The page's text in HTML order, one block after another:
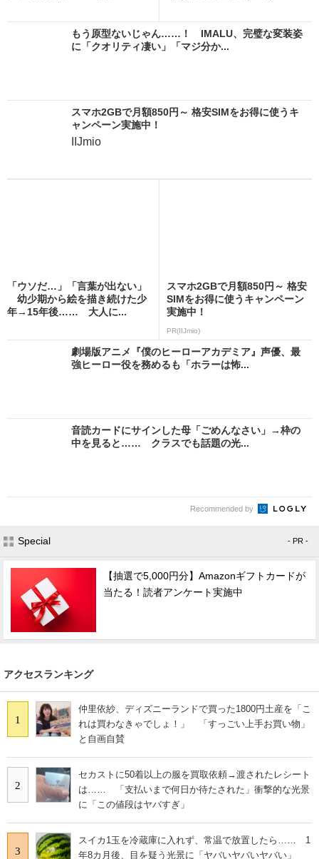
もう原型ないじゃん……！ IMALU、完璧な変装姿
に「クオリティ凄い」「マジ分か...
スマホ2GBで月額850円～ 格安SIMをお得に使うキ
ャンペーン実施中！
IIJmio
「ウソだ…」「言葉が出ない」
幼少期から絵を描き続けた少
年→15年後…… 大人に...
スマホ2GBで月額850円～ 格安
SIMをお得に使うキャンペーン
実施中！
PR(IIJmio)
劇場版アニメ『僕のヒーローアカデミア』声優、最
強ヒーロー役を務めるも「ホラーは怖...
音読カードにサインした母「ごめんなさい」→枠の
中を見ると…… クラスでも話題の光...
Recommended by
Special - PR -
【抽選で5,000円分】Amazonギフトカードが
当たる！読者アンケート実施中
アクセスランキング
1
仲里依紗、ディズニーランドで買った1800円土産を「こ
れは買わなきゃでしょ！」 「すっごい上手お買い物」
と自画自賛
2
セカストに50着以上の服を買取依頼→渡されたレシート
は…… 「支払いまで何日か待たされた」衝撃的な光景
に「この値段はヤバすぎ」
3
スイカ1玉を冷蔵庫に入れず、常温で放置したら…… 1
年8カ月後、目を疑う光景に「ヤバいヤバいヤバい」